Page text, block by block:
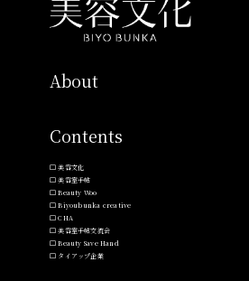
About
Contents
美容文化
美容室手帖
Beauty Woo
Biyoubunka creative
CHA
美容室手帖交流会
Beauty Save Hand
タイアップ企業